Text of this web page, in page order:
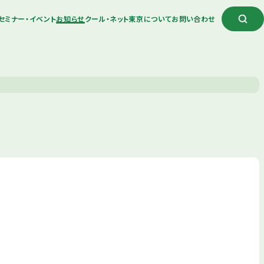
ミナー・イベントお知らせクール・ネット東京についてお問い合わせ